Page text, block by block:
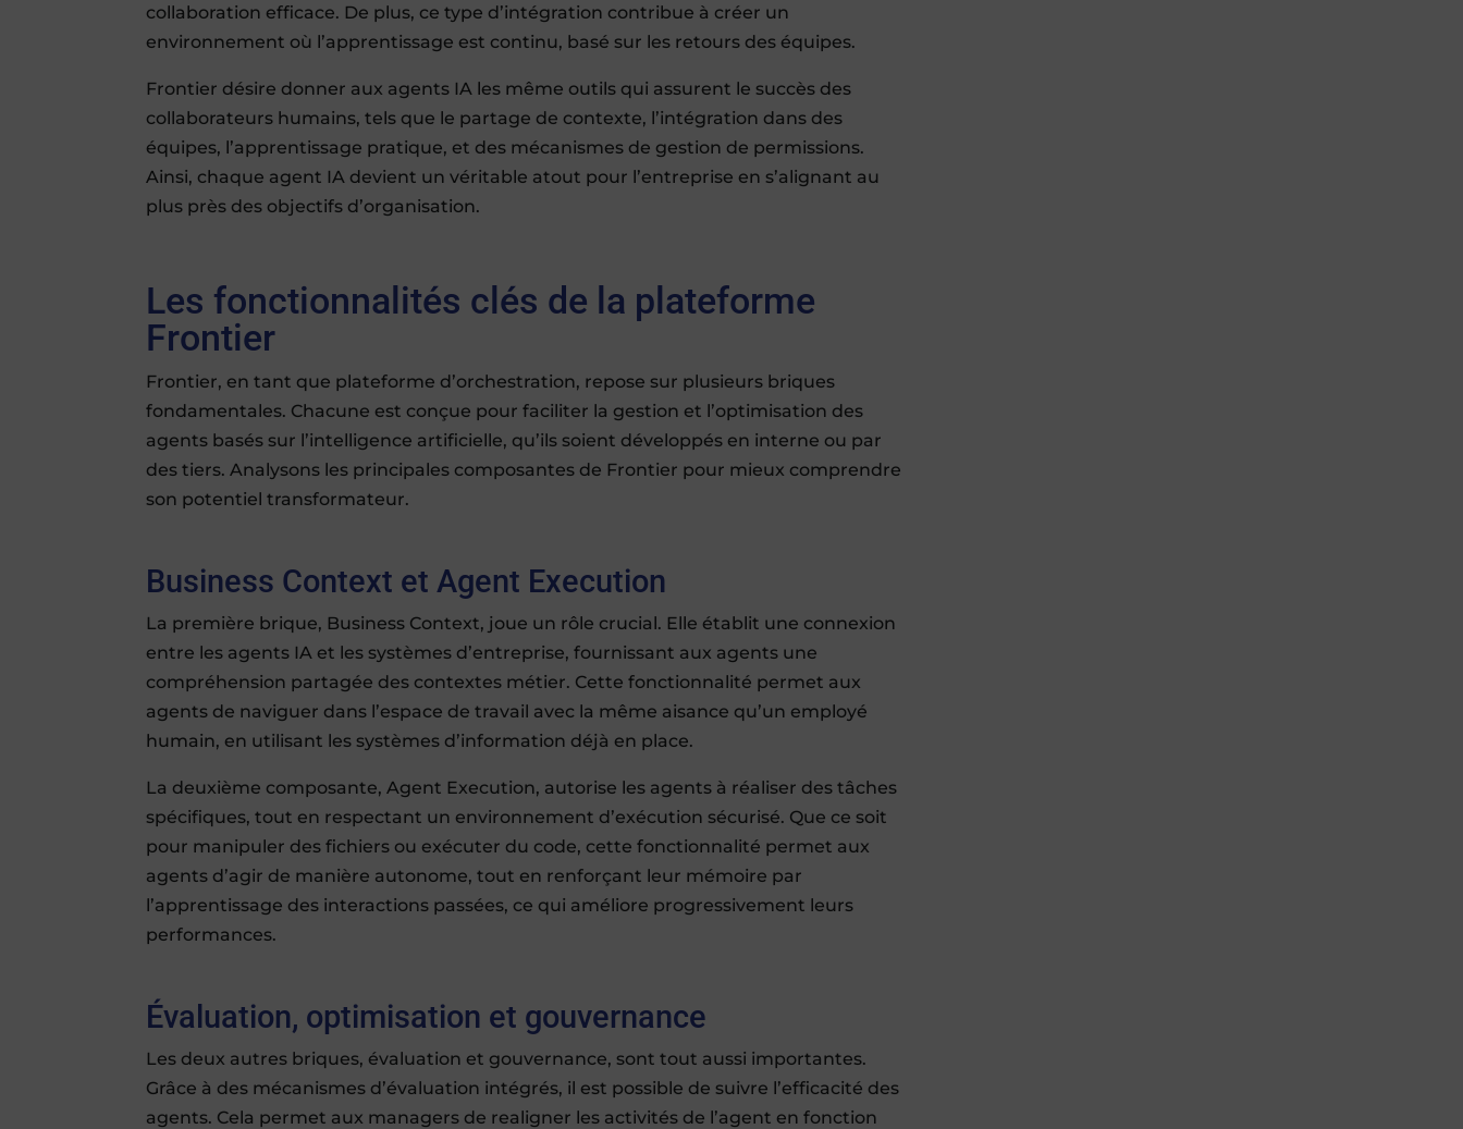
collaboration efficace. De plus, ce type d’intégration contribue à créer un
environnement où l’apprentissage est continu, basé sur les retours des équipes.
Frontier désire donner aux agents IA les même outils qui assurent le succès des
collaborateurs humains, tels que le partage de contexte, l’intégration dans des
équipes, l’apprentissage pratique, et des mécanismes de gestion de permissions.
Ainsi, chaque agent IA devient un véritable atout pour l’entreprise en s’alignant au
plus près des objectifs d’organisation.
Les fonctionnalités clés de la plateforme
Frontier
Frontier, en tant que plateforme d’orchestration, repose sur plusieurs briques
fondamentales. Chacune est conçue pour faciliter la gestion et l’optimisation des
agents basés sur l’intelligence artificielle, qu’ils soient développés en interne ou par
des tiers. Analysons les principales composantes de Frontier pour mieux comprendre
son potentiel transformateur.
Business Context et Agent Execution
La première brique, Business Context, joue un rôle crucial. Elle établit une connexion
entre les agents IA et les systèmes d’entreprise, fournissant aux agents une
compréhension partagée des contextes métier. Cette fonctionnalité permet aux
agents de naviguer dans l’espace de travail avec la même aisance qu’un employé
humain, en utilisant les systèmes d’information déjà en place.
La deuxième composante, Agent Execution, autorise les agents à réaliser des tâches
spécifiques, tout en respectant un environnement d’exécution sécurisé. Que ce soit
pour manipuler des fichiers ou exécuter du code, cette fonctionnalité permet aux
agents d’agir de manière autonome, tout en renforçant leur mémoire par
l’apprentissage des interactions passées, ce qui améliore progressivement leurs
performances.
Évaluation, optimisation et gouvernance
Les deux autres briques, évaluation et gouvernance, sont tout aussi importantes.
Grâce à des mécanismes d’évaluation intégrés, il est possible de suivre l’efficacité des
agents. Cela permet aux managers de realigner les activités de l’agent en fonction